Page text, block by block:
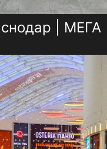
| МЕГА